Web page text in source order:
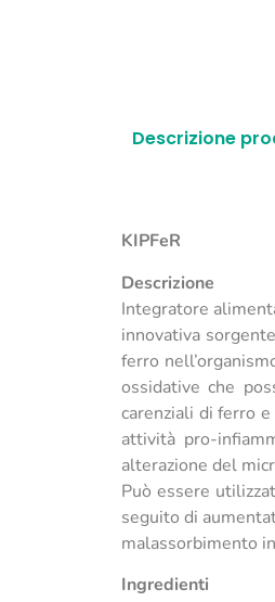
Descrizione
KIPFeR
Descrizione
Integratore
innovativa
ferro
ossidative che
carenziali di ferro
attività pro-
alterazione del
Può essere
seguito di
malassorbimento
Ingredienti